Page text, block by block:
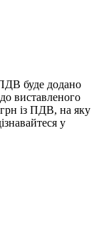
буде додано
виставленого
із ПДВ, на яку
у